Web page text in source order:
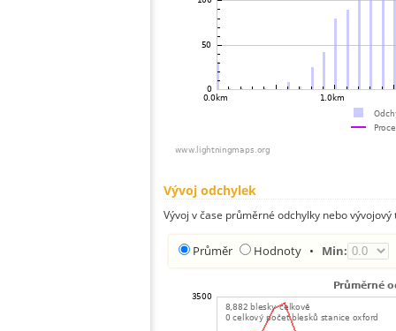
Vývoj odchylek
Vývoj v čase průměrné odchylky nebo
Průměr Hodnoty • Min: